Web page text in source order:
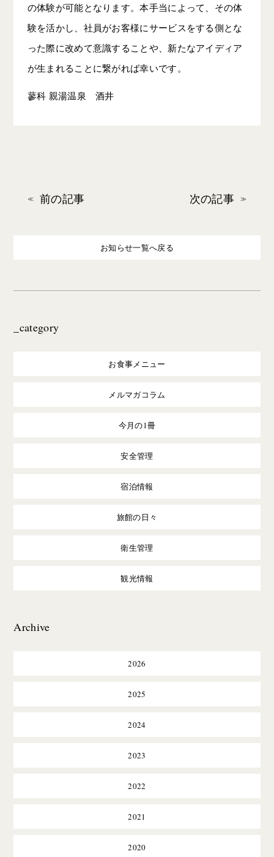
の体験が可能となります。本手当によって、その体
験を活かし、社員がお客様にサービスをする側とな
った際に改めて意識することや、新たなアイディア
が生まれることに繋がれば幸いです。
蓼科 親湯温泉 酒井
前の記事 次の記事
お知らせ一覧へ戻る
_category
お食事メニュー
メルマガコラム
今月の1冊
安全管理
宿泊情報
旅館の日々
衛生管理
観光情報
Archive
2026
2025
2024
2023
2022
2021
2020